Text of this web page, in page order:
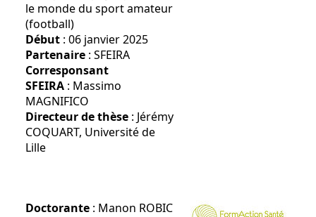
le monde du sport amateur
(football)
Début : 06 janvier 2025
Partenaire : SFEIRA
Corresponsant
SFEIRA : Massimo
MAGNIFICO
Directeur de thèse : Jérémy
COQUART, Université de
Lille
Doctorante : Manon ROBIC